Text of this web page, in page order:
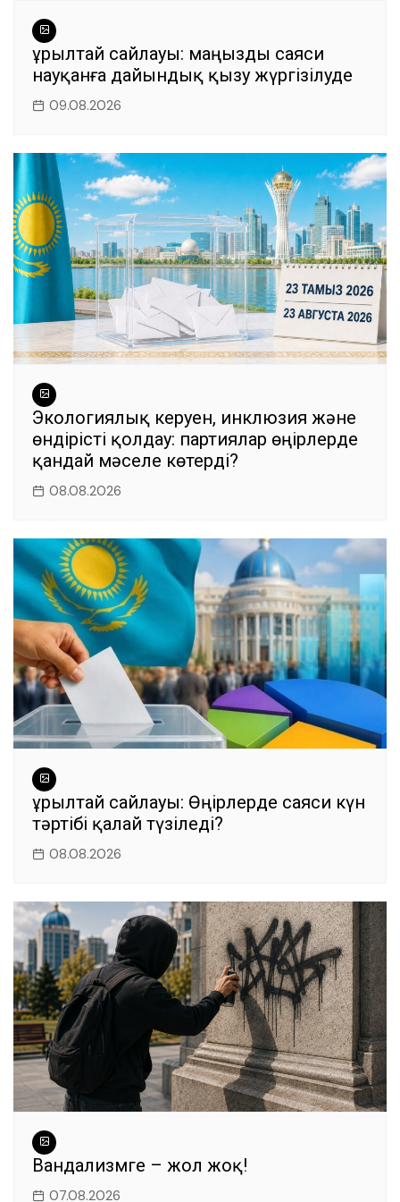
Құрылтай сайлауы: маңызды саяси
науқанға дайындық қызу жүргізілуде
09.08.2026
Экологиялық керуен, инклюзия және
өндірісті қолдау: партиялар өңірлерде
қандай мәселе көтерді?
08.08.2026
Құрылтай сайлауы: Өңірлерде саяси күн
тәртібі қалай түзіледі?
08.08.2026
Вандализмге – жол жоқ!
07.08.2026